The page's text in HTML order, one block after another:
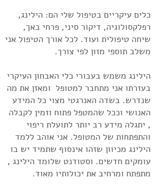
כלים עיקריים בטיפול שלי הם: הילינג,
רפלקסולוגיה, דיקור סיני, פרחי באך,
שיחה טיפולית ועוד. לכל אורך הטיפול אני
משלב תוספי מזון לפי צורך.
הילינג משמש בעבורי כלי האבחון העיקרי
בעזרתו אני מתחבר למטופל ומאזן את מה
שנדרש. בשדה האנרגטי מצוי כל המידע
האנושי וככל שהמטפל פתוח וזמין לקבלה
, יתגלה מידע רב יותר לתועלת ריפוי
והתפתחות של המטופל. אני אוהב ללמד
הילינג מכיוון שזהו אינסוף שתמיד יש בו
עומקים חדשים. וסטודנט שלומד הילינג ,
מתפתח ומרחיב את יכולותיו מאוד.